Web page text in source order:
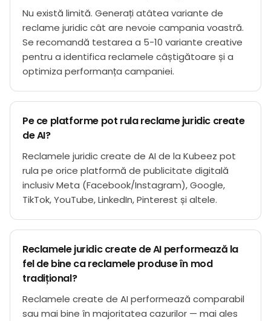
Nu există limită. Generați atâtea variante de
reclame juridic cât are nevoie campania voastră.
Se recomandă testarea a 5-10 variante creative
pentru a identifica reclamele câștigătoare și a
optimiza performanța campaniei.
Pe ce platforme pot rula reclame juridic create
de AI?
Reclamele juridic create de AI de la Kubeez pot
rula pe orice platformă de publicitate digitală
inclusiv Meta (Facebook/Instagram), Google,
TikTok, YouTube, LinkedIn, Pinterest și altele.
Reclamele juridic create de AI performează la
fel de bine ca reclamele produse în mod
tradițional?
Reclamele create de AI performează comparabil
sau mai bine în majoritatea cazurilor — mai ales